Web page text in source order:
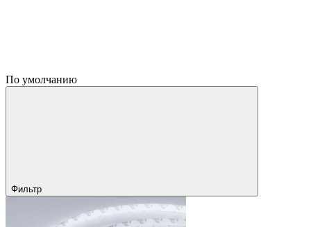
По умолчанию
Фильтр